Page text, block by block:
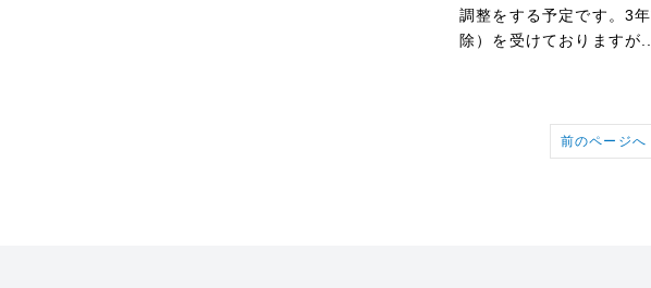
調整をする予定です。3
除）を受けておりますが...
前のページへ